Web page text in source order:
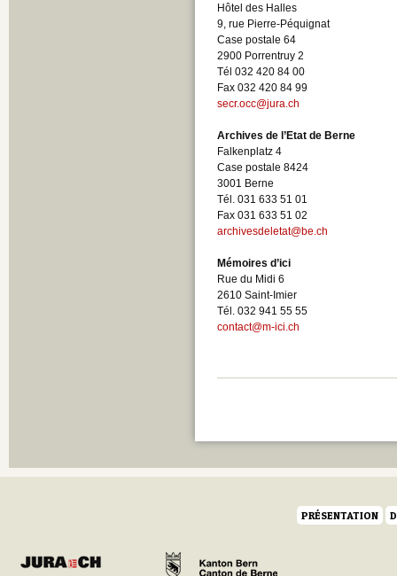
Hôtel des Halles
9, rue Pierre-Péquignat
Case postale 64
2900 Porrentruy 2
Tél 032 420 84 00
Fax 032 420 84 99
secr.occ@jura.ch
Archives de l’Etat de Berne
Falkenplatz 4
Case postale 8424
3001 Berne
Tél. 031 633 51 01
Fax 031 633 51 02
archivesdeletat@be.ch
Mémoires d’ici
Rue du Midi 6
2610 Saint-Imier
Tél. 032 941 55 55
contact@m-ici.ch
PRÉSENTATION